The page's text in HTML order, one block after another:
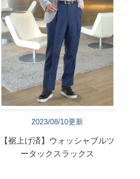
2023/08/10更新
【裾上げ済】ウォッシャブルツ
ータックスラックス